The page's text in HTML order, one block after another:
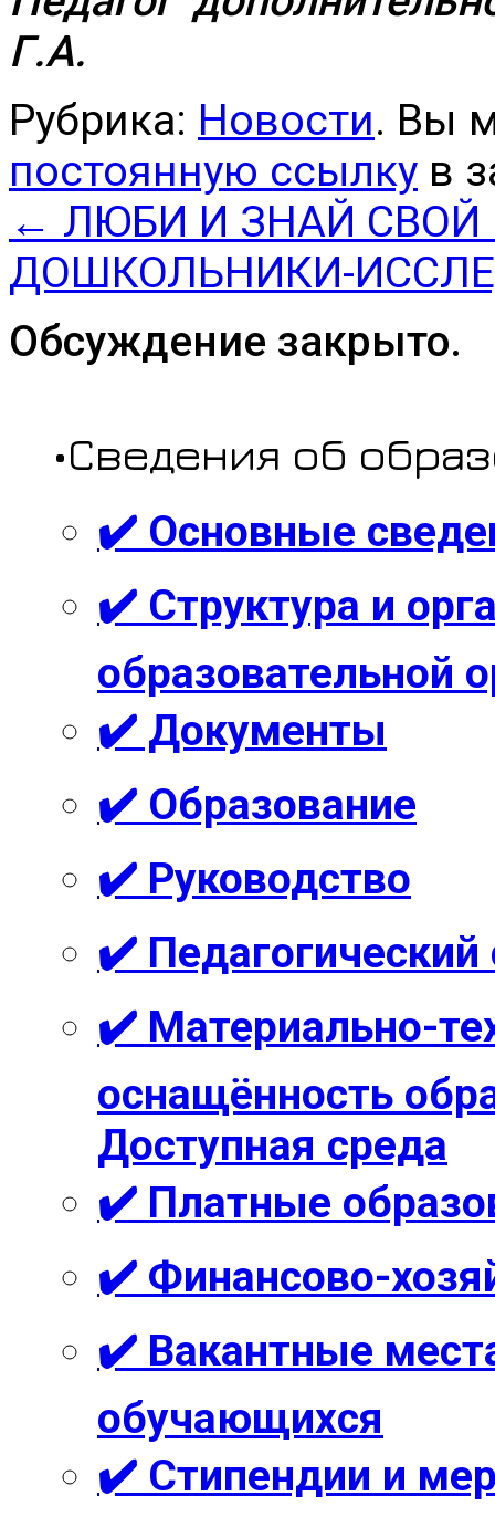
Г.А.
Рубрика: Новости. Вы
постоянную ссылку в
← ЛЮБИ И ЗНАЙ СВОЙ
ДОШКОЛЬНИКИ-
Обсуждение закрыто.
•Сведения об
✔️ Основные
✔️ Структура и
образовательной
✔️ Документы
✔️ Образование
✔️ Руководство
✔️ Педагогический
✔️ Материально-
оснащённость
Доступная среда
✔️ Платные
✔️ Финансово-
✔️ Вакантные
обучающихся
✔️ Стипендии и